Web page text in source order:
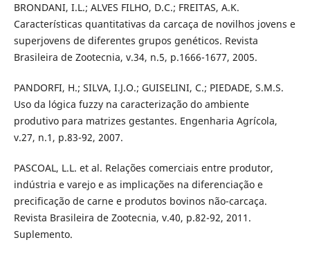
BRONDANI, I.L.; ALVES FILHO, D.C.; FREITAS, A.K.
Características quantitativas da carcaça de novilhos jovens e
superjovens de diferentes grupos genéticos. Revista
Brasileira de Zootecnia, v.34, n.5, p.1666-1677, 2005.
PANDORFI, H.; SILVA, I.J.O.; GUISELINI, C.; PIEDADE, S.M.S.
Uso da lógica fuzzy na caracterização do ambiente
produtivo para matrizes gestantes. Engenharia Agrícola,
v.27, n.1, p.83-92, 2007.
PASCOAL, L.L. et al. Relações comerciais entre produtor,
indústria e varejo e as implicações na diferenciação e
precificação de carne e produtos bovinos não-carcaça.
Revista Brasileira de Zootecnia, v.40, p.82-92, 2011.
Suplemento.